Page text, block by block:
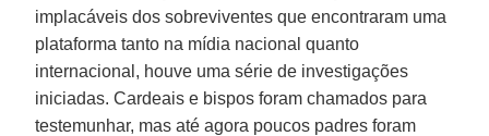
implacáveis dos sobreviventes que encontraram uma
plataforma tanto na mídia nacional quanto
internacional, houve uma série de investigações
iniciadas. Cardeais e bispos foram chamados para
testemunhar, mas até agora poucos padres foram